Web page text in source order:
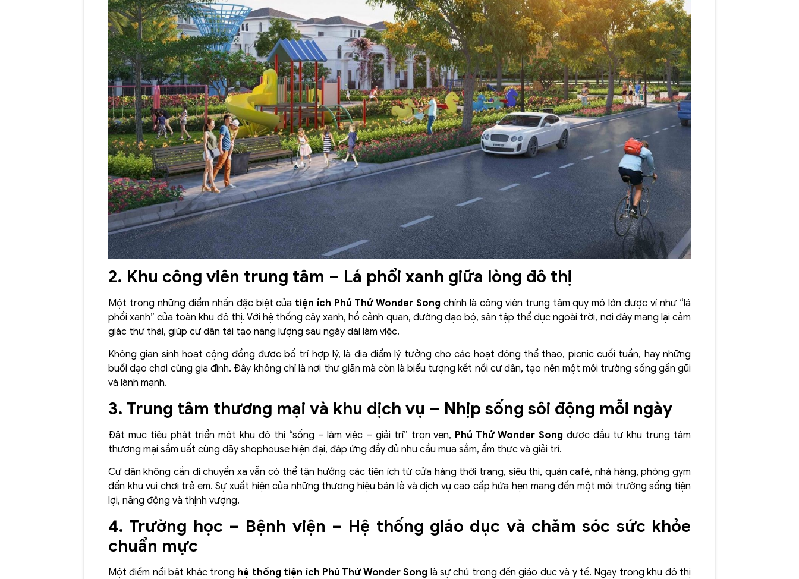
2. Khu công viên trung tâm – Lá phổi xanh giữa lòng đô thị
Một trong những điểm nhấn đặc biệt của tiện ích Phú Thứ Wonder Song chính là công viên trung tâm quy mô lớn được ví như “lá
phổi xanh” của toàn khu đô thị. Với hệ thống cây xanh, hồ cảnh quan, đường dạo bộ, sân tập thể dục ngoài trời, nơi đây mang lại cảm
giác thư thái, giúp cư dân tái tạo năng lượng sau ngày dài làm việc.
Không gian sinh hoạt cộng đồng được bố trí hợp lý, là địa điểm lý tưởng cho các hoạt động thể thao, picnic cuối tuần, hay những
buổi dạo chơi cùng gia đình. Đây không chỉ là nơi thư giãn mà còn là biểu tượng kết nối cư dân, tạo nên một môi trường sống gần gũi
và lành mạnh.
3. Trung tâm thương mại và khu dịch vụ – Nhịp sống sôi động mỗi ngày
Đặt mục tiêu phát triển một khu đô thị “sống – làm việc – giải trí” trọn vẹn, Phú Thứ Wonder Songđược đầu tư khu trung tâm
thương mại sầm uất cùng dãy shophouse hiện đại, đáp ứng đầy đủ nhu cầu mua sắm, ẩm thực và giải trí.
Cư dân không cần di chuyển xa vẫn có thể tận hưởng các tiện ích từ cửa hàng thời trang, siêu thị, quán café, nhà hàng, phòng gym
đến khu vui chơi trẻ em. Sự xuất hiện của những thương hiệu bán lẻ và dịch vụ cao cấp hứa hẹn mang đến một môi trường sống tiện
lợi, năng động và thịnh vượng.
4. Trường học – Bệnh viện – Hệ thống giáo dục và chăm sóc sức khỏe
chuẩn mực
Một điểm nổi bật khác trong hệ thống tiện ích Phú Thứ Wonder Song là sự chú trọng đến giáo dục và y tế. Ngay trong khu đô thị